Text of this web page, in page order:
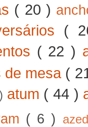
( 20 )
(
( 22 )
de mesa (
atum ( 44 )
( 6 )